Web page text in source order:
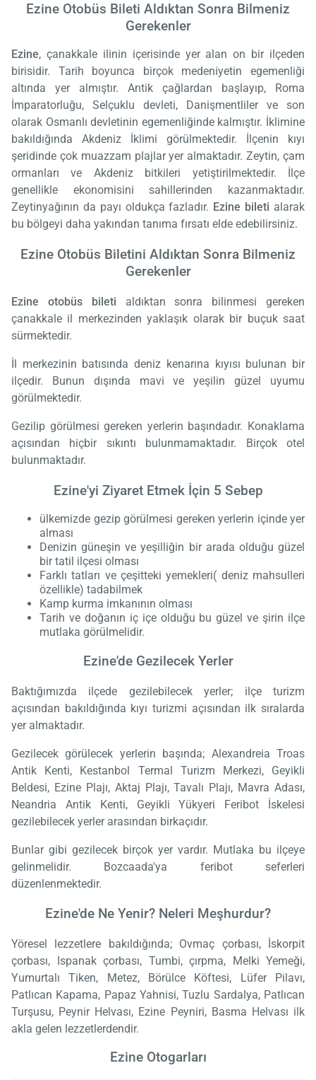
Ezine Otobüs Bileti Aldıktan Sonra Bilmeniz
Gerekenler
Ezine, çanakkale ilinin içerisinde yer alan on bir ilçeden
birisidir. Tarih boyunca birçok medeniyetin egemenliği
altında yer almıştır. Antik çağlardan başlayıp, Roma
İmparatorluğu, Selçuklu devleti, Danişmentliler ve son
olarak Osmanlı devletinin egemenliğinde kalmıştır. İklimine
bakıldığında Akdeniz İklimi görülmektedir. İlçenin kıyı
şeridinde çok muazzam plajlar yer almaktadır. Zeytin, çam
ormanları ve Akdeniz bitkileri yetiştirilmektedir. İlçe
genellikle ekonomisini sahillerinden kazanmaktadır.
Zeytinyağının da payı oldukça fazladır. Ezine bileti alarak
bu bölgeyi daha yakından tanıma fırsatı elde edebilirsiniz.
Ezine Otobüs Biletini Aldıktan Sonra Bilmeniz
Gerekenler
Ezine otobüs bileti aldıktan sonra bilinmesi gereken
çanakkale il merkezinden yaklaşık olarak bir buçuk saat
sürmektedir.
İl merkezinin batısında deniz kenarına kıyısı bulunan bir
ilçedir. Bunun dışında mavi ve yeşilin güzel uyumu
görülmektedir.
Gezilip görülmesi gereken yerlerin başındadır. Konaklama
açısından hiçbir sıkıntı bulunmamaktadır. Birçok otel
bulunmaktadır.
Ezine'yi Ziyaret Etmek İçin 5 Sebep
ülkemizde gezip görülmesi gereken yerlerin içinde yer
alması
Denizin güneşin ve yeşilliğin bir arada olduğu güzel
bir tatil ilçesi olması
Farklı tatları ve çeşitteki yemekleri( deniz mahsulleri
özellikle) tadabilmek
Kamp kurma imkanının olması
Tarih ve doğanın iç içe olduğu bu güzel ve şirin ilçe
mutlaka görülmelidir.
Ezine'de Gezilecek Yerler
Baktığımızda ilçede gezilebilecek yerler; ilçe turizm
açısından bakıldığında kıyı turizmi açısından ilk sıralarda
yer almaktadır.
Gezilecek görülecek yerlerin başında; Alexandreia Troas
Antik Kenti, Kestanbol Termal Turizm Merkezi, Geyikli
Beldesi, Ezine Plajı, Aktaj Plajı, Tavalı Plajı, Mavra Adası,
Neandria Antik Kenti, Geyikli Yükyeri Feribot İskelesi
gezilebilecek yerler arasından birkaçıdır.
Bunlar gibi gezilecek birçok yer vardır. Mutlaka bu ilçeye
gelinmelidir. Bozcaada'ya feribot seferleri
düzenlenmektedir.
Ezine'de Ne Yenir? Neleri Meşhurdur?
Yöresel lezzetlere bakıldığında; Ovmaç çorbası, İskorpit
çorbası, Ispanak çorbası, Tumbi, çırpma, Melki Yemeği,
Yumurtalı Tiken, Metez, Börülce Köftesi, Lüfer Pilavı,
Patlıcan Kapama, Papaz Yahnisi, Tuzlu Sardalya, Patlıcan
Turşusu, Peynir Helvası, Ezine Peyniri, Basma Helvası ilk
akla gelen lezzetlerdendir.
Ezine Otogarları